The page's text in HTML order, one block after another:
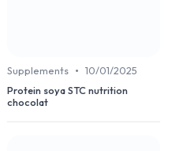
Supplements • 10/01/2025
Protein soya STC nutrition
chocolat